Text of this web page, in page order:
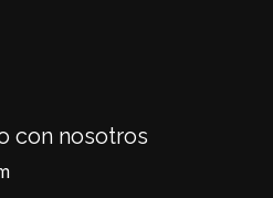
con nosotros